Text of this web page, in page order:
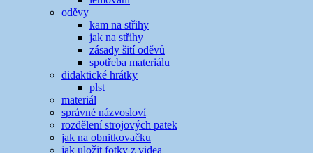
oděvy
kam na střihy
jak na střihy
zásady šití oděvů
spotřeba materiálu
didaktické hrátky
plst
materiál
správné názvosloví
rozdělení strojových patek
jak na obnitkovačku
jak uložit fotky z videa